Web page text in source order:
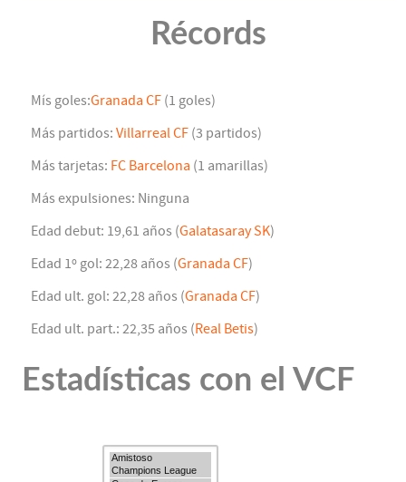
Récords
Mís goles:Granada CF (1 goles)
Más partidos: Villarreal CF (3 partidos)
Más tarjetas: FC Barcelona (1 amarillas)
Más expulsiones: Ninguna
Edad debut: 19,61 años (Galatasaray SK)
Edad 1º gol: 22,28 años (Granada CF)
Edad ult. gol: 22,28 años (Granada CF)
Edad ult. part.: 22,35 años (Real Betis)
Estadísticas con el VCF